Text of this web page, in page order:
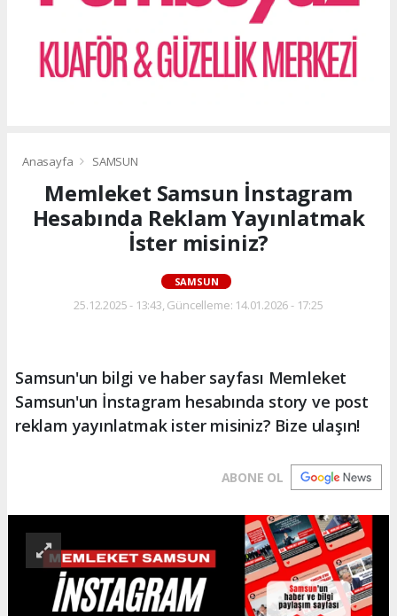
Anasayfa SAMSUN
Memleket Samsun İnstagram
Hesabında Reklam Yayınlatmak
İster misiniz?
SAMSUN
25.12.2025 - 13:43, Güncelleme: 14.01.2026 - 17:25
Samsun'un bilgi ve haber sayfası Memleket
Samsun'un İnstagram hesabında story ve post
reklam yayınlatmak ister misiniz? Bize ulaşın!
ABONE OL